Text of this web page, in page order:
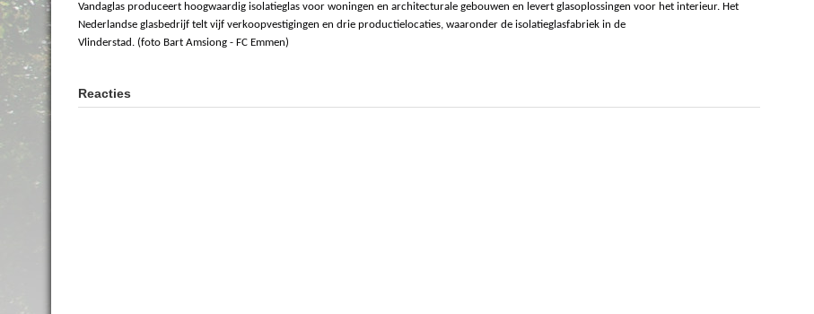
Vandaglas produceert hoogwaardig isolatieglas voor woningen en architecturale gebouwen en levert glasoplossingen voor het interieur. Het
Nederlandse glasbedrijf telt vijf verkoopvestigingen en drie productielocaties, waaronder de isolatieglasfabriek in de
Vlinderstad. (foto Bart Amsiong - FC Emmen)
Reacties